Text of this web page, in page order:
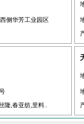
侧华芳工业园区
隆,春亚纺,里料..